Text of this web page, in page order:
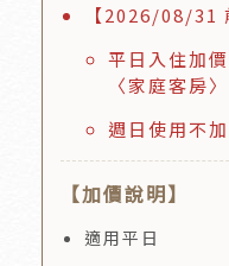
【2026/08/31
平日入住加
〈家庭客房
週日使用不
【加價說明】
適用平日